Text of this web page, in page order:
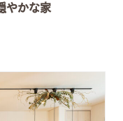
やかな家